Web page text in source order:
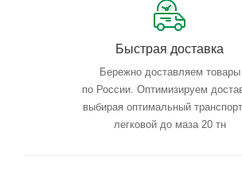
Быстрая доставка
Бережно доставляем товары
по России. Оптимизируем
выбирая оптимальный
легковой до маза 20 тн